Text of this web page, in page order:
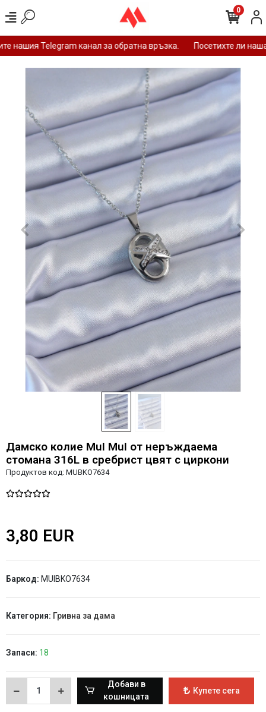
нашия Telegram канал за обратна връзка. Посетихте ли
0
Дамско колие MuI MuI от неръждаема
стомана 316L в сребрист цвят с циркони
Продуктов код: MUBKO7634
3,80 EUR
Баркод: MUIBKO7634
Категория: Гривна за дама
Запаси: 18
Добави в
кошницата
Купете сега